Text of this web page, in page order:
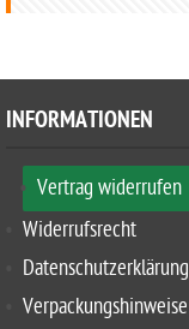
INFORMATIONEN
Vertrag widerrufen
Widerrufsrecht
Datenschutzerklärung
Verpackungshinweise